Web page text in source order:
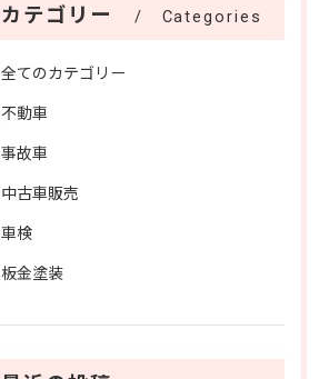
カテゴリー Categories
全てのカテゴリー
不動車
事故車
中古車販売
車検
板金塗装